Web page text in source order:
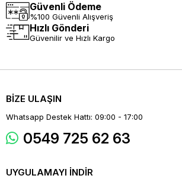
Güvenli Ödeme
%100 Güvenli Alışveriş
Hızlı Gönderi
Güvenilir ve Hızlı Kargo
BİZE ULAŞIN
Whatsapp Destek Hattı: 09:00 - 17:00
0549 725 62 63
UYGULAMAYI İNDİR